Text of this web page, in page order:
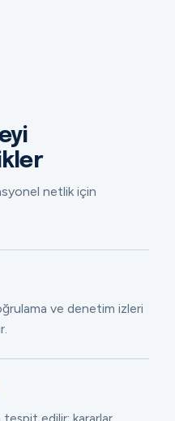
netlik için
ve denetim izleri